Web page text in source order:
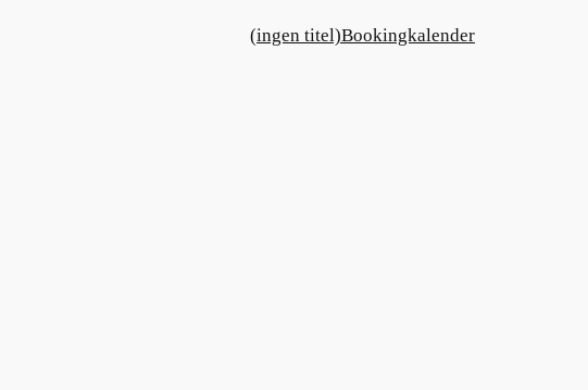
(ingen titel)Bookingkalender